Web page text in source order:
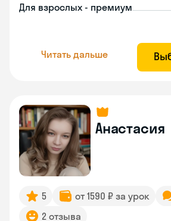
Для взрослых - премиум
Читать дальше
Анастасия
5 от 1590 ₽ за урок
2 отзыва